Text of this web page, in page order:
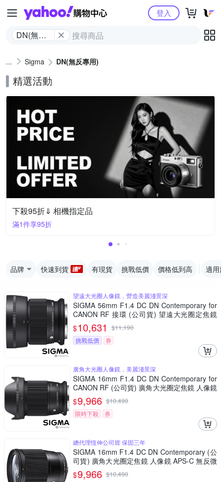
Yahoo購物中心
DN(無反
登入
Sigma DN(無反專用)
精選活動
下殺95折⇓ 相機指定品
滿1件享95折
品牌 快速到貨 有現貨 挑戰低價 價格低到高 適
望遠大光圈人像鏡，營造美麗淺景深
SIGMA 56mm F1.4 DC DN Contemporary for
CANON RF 接環 (公司貨) 望遠大光圈定焦鏡
人像鏡 APS-C 無反微單眼專用鏡頭
$10,631 $11,190
挑戰低價
券
廣角大光圈人像鏡，美麗淺景深
SIGMA 16mm F1.4 DC DN Contemporary for
CANON RF (公司貨) 廣角大光圈定焦鏡 人像鏡
APS-C 無反微單眼專用鏡頭
$9,966 $10,490
限時下殺
券
總代理恆伸公司貨 保固三年
SIGMA 16mm F1.4 DC DN Contemporary (公
司貨) 廣角大光圈定焦鏡 人像鏡 APS-C 無反微
單眼專用鏡頭
$9,966 $10,490